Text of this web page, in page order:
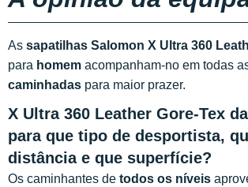
As sapatilhas Salomon X Ultra 360
para homem acompanham-no em todas
caminhadas para maior prazer.
X Ultra 360 Leather Gore-Tex
para que tipo de desportista,
distância e que superfície?
Os caminhantes de todos os níveis